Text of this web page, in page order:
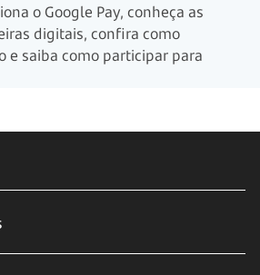
o Google Pay, conheça as
digitais, confira como
e saiba como participar para